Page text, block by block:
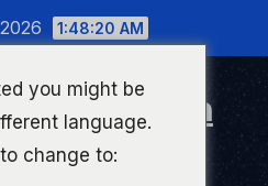
1:48:20 AM
Kreuznach
Bad Kreuznach
you might be
language.
change to: